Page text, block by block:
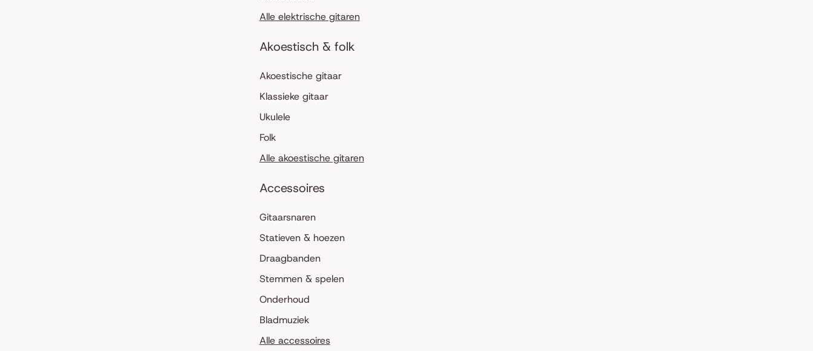
Alle elektrische gitaren
Akoestisch & folk
Akoestische gitaar
Klassieke gitaar
Ukulele
Folk
Alle akoestische gitaren
Accessoires
Gitaarsnaren
Statieven & hoezen
Draagbanden
Stemmen & spelen
Onderhoud
Bladmuziek
Alle accessoires